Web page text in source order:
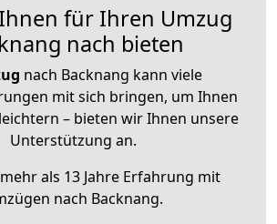
für Ihren Umzug
nach bieten
nach Backnang kann viele
mit sich bringen, um Ihnen
– bieten wir Ihnen unsere
Unterstützung an.
als 13 Jahre Erfahrung mit
nach Backnang.